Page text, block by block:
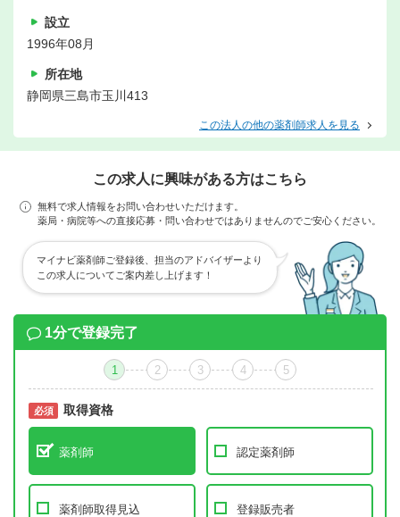
設立
1996年08月
所在地
静岡県三島市玉川413
この法人の他の薬剤師求人を見る
この求人に興味がある方はこちら
無料で求人情報をお問い合わせいただけます。
薬局・病院等への直接応募・問い合わせではありませんのでご安心ください。
マイナビ薬剤師ご登録後、担当のアドバイザーより
この求人についてご案内差し上げます！
1分で登録完了
1 2 3 4 5
必須 取得資格
薬剤師 認定薬剤師
薬剤師取得見込 登録販売者